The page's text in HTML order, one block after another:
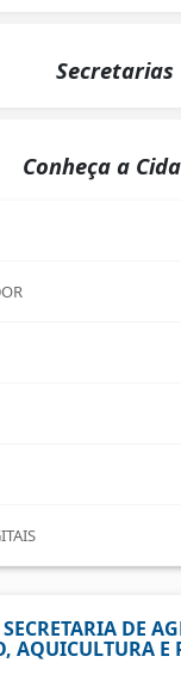
Secretarias
Conheça a
DE
AQUICULTURA E